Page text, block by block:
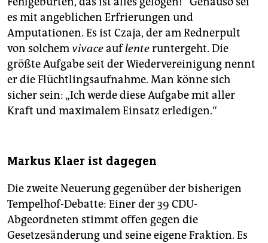
es mit angeblichen Erfrierungen und
Amputationen. Es ist Czaja, der am Rednerpult
von solchemvivaceauflenteruntergeht. Die
größte Aufgabe seit der Wiedervereinigung nennt
er die Flüchtlingsaufnahme. Man könne sich
sicher sein: „Ich werde diese Aufgabe mit aller
Kraft und maximalem Einsatz erledigen.“
Markus Klaer ist dagegen
Die zweite Neuerung gegenüber der bisherigen
Tempelhof-Debatte: Einer der 39 CDU-
Abgeordneten stimmt offen gegen die
Gesetzesänderung und seine eigene Fraktion. Es